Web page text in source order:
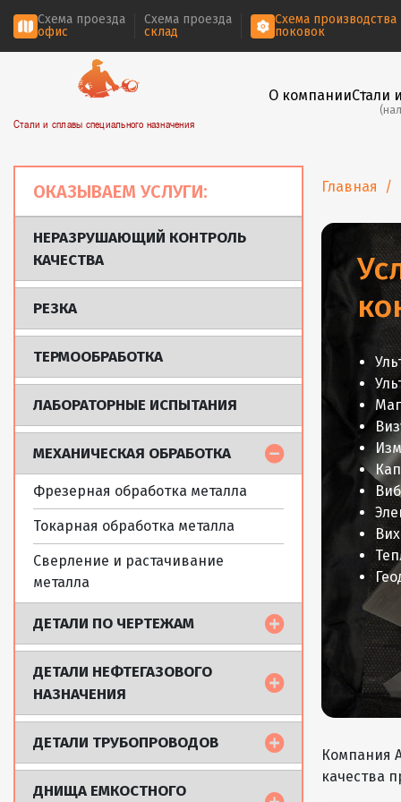
Схема проезда
офис
Схема проезда
склад
Схема производства
поковок
Стали и сплавы специального назначения
О компанииСтали
ОКАЗЫВАЕМ УСЛУГИ:
НЕРАЗРУШАЮЩИЙ КОНТРОЛЬ
КАЧЕСТВА
РЕЗКА
ТЕРМООБРАБОТКА
ЛАБОРАТОРНЫЕ ИСПЫТАНИЯ
МЕХАНИЧЕСКАЯ ОБРАБОТКА
Фрезерная обработка металла
Токарная обработка металла
Сверление и растачивание
металла
ДЕТАЛИ ПО ЧЕРТЕЖАМ
ДЕТАЛИ НЕФТЕГАЗОВОГО
НАЗНАЧЕНИЯ
ДЕТАЛИ ТРУБОПРОВОДОВ
ДНИЩА ЕМКОСТНОГО
Главная
Компания
качества